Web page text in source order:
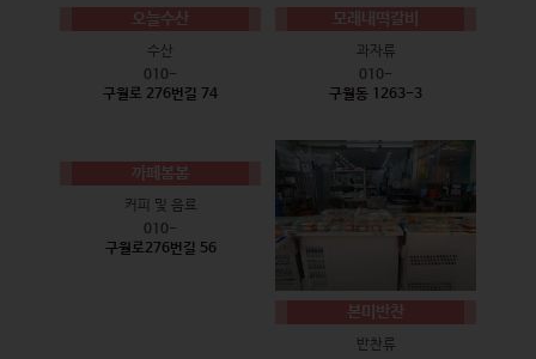
오늘수산
수산
010-
구월로 276번길 74
모래내떡갈비
과자류
010-
구월동 1263-3
까페봄봄
커피 및 음료
010-
구월로276번길 56
본미반찬
반찬류